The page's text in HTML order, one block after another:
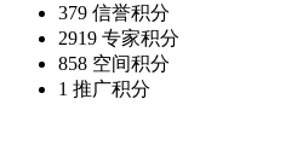
379 信誉积分
2919 专家积分
858 空间积分
1 推广积分